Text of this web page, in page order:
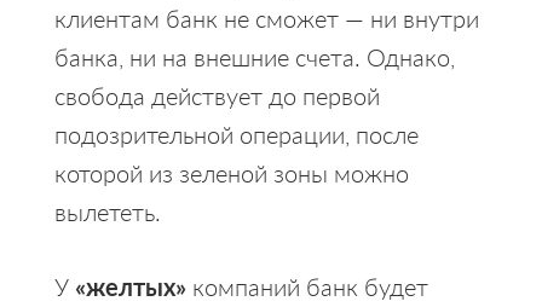
клиентам банк не сможет — ни внутри
банка, ни на внешние счета. Однако,
свобода действует до первой
подозрительной операции, после
которой из зеленой зоны можно
вылететь.
У «желтых»компаний банк будет